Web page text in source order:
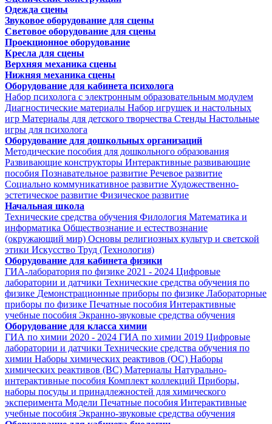
Одежда сцены
Звуковое оборудование для сцены
Световое оборудование для сцены
Проекционное оборудование
Кресла для сцены
Верхняя механика сцены
Нижняя механика сцены
Оборудование для кабинета психолога
Набор психолога с электронным образовательным модулем
Диагностические материалы Набор игрушек и настольных
игр Материалы для детского творчества Стенды Настольные
игры для психолога
Оборудование для дошкольных организаций
Методические пособия для дошкольного образования
Развивающие конструкторы Интерактивные развивающие
пособия Познавательное развитие Речевое развитие
Социально коммуникативное развитие Художественно-
эстетическое развитие Физическое развитие
Начальная школа
Технические средства обучения Филология Математика и
информатика Обществознание и естествознание
(окружающий мир) Основы религиозных культур и светской
этики Искусство Труд (Технология)
Оборудование для кабинета физики
ГИА-лаборатория по физике 2021 - 2024 Цифровые
лаборатории и датчики Технические средства обучения по
физике Демонстрационные приборы по физике Лабораторные
приборы по физике Печатные пособия Интерактивные
учебные пособия Экранно-звуковые средства обучения
Оборудование для класса химии
ГИА по химии 2020 - 2024 ГИА по химии 2019 Цифровые
лаборатории и датчики Технические средства обучения по
химии Наборы химических реактивов (ОС) Наборы
химических реактивов (ВС) Материалы Натурально-
интерактивные пособия Комплект коллекций Приборы,
наборы посуды и принадлежностей для химического
эксперимента Модели Печатные пособия Интерактивные
учебные пособия Экранно-звуковые средства обучения